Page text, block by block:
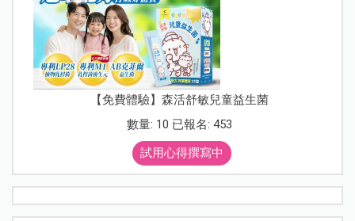
【免費體驗】森活舒敏兒童益生菌
數量: 10 已報名: 453
試用心得撰寫中